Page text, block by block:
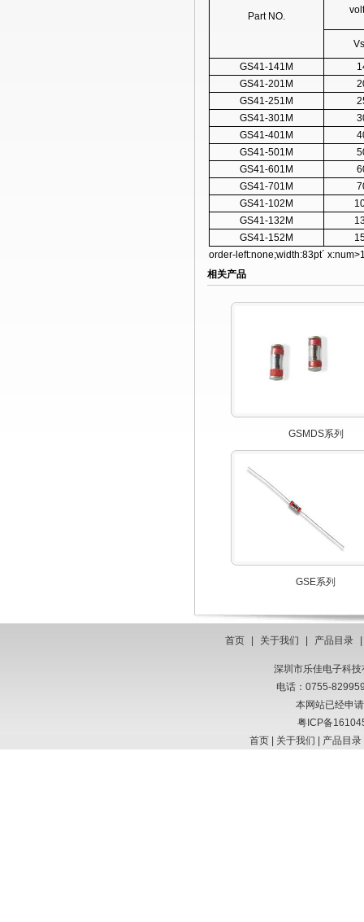
Part NO.
GS41-141M
GS41-201M
GS41-251M
GS41-301M
GS41-401M
GS41-501M
GS41-601M
GS41-701M
GS41-102M
GS41-132M
GS41-152M
order-left:none;width:83pt´
相关产品
GSMDS系列
GSE系列
首页 关于我们 产品目录
深圳市乐佳电子科
电话：0755-
本网站已经申
粤ICP备
首页
关于我们 产品目录